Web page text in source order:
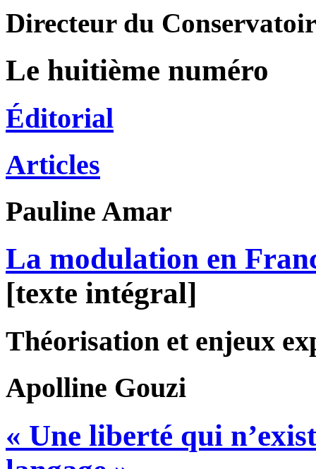
Directeur du
Le huitième numéro
Éditorial
Articles
Pauline Amar
La modulation en
[texte intégral]
Théorisation et enjeux
Apolline Gouzi
« Une liberté qui